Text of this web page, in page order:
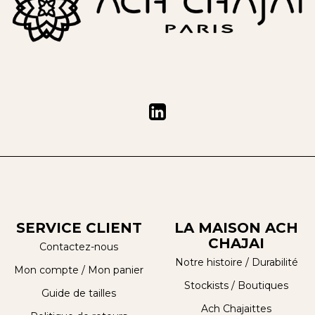
SERVICE CLIENT
Contactez-nous
Mon compte / Mon panier
Guide de tailles
LA MAISON ACH
CHAJAI
Notre histoire / Durabilité
Stockists / Boutiques
Ach Chajaittes